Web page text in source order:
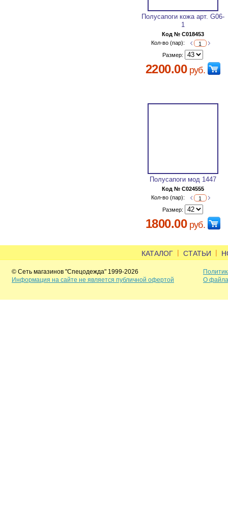
Полусапоги кожа арт. G06-
1
Код № C018453
Кол-во (пар):
Размер:
2200.00руб.
Полусапоги мод 1447
Код № C024555
Кол-во (пар):
Размер:
1800.00руб.
КАТАЛОГ | СТАТЬИ |
© Сеть магазинов "Спецодежда" 1999-2026
Информация на сайте не является публичной офертой
О